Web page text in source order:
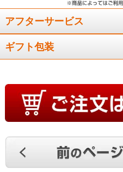
アフターサービス
ギフト包装